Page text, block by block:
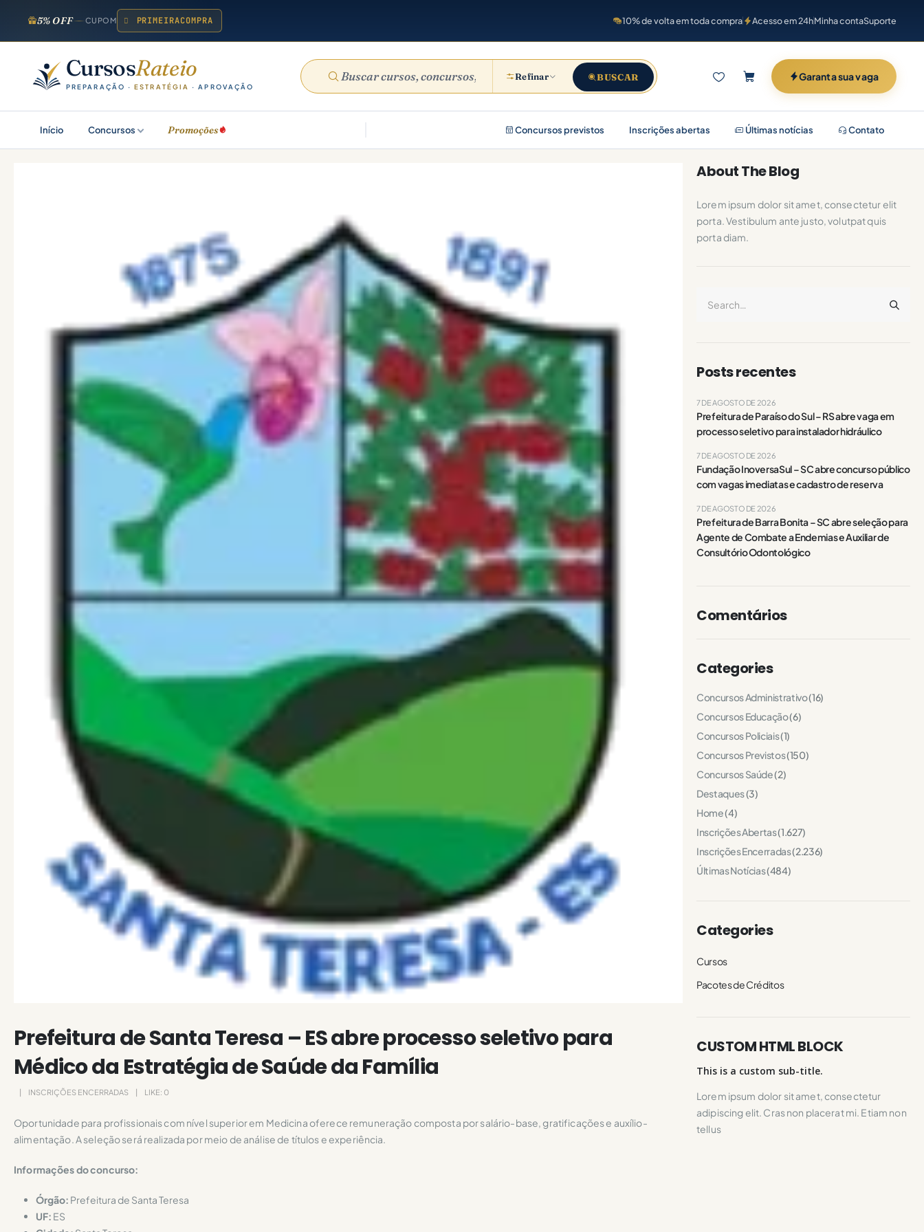
5% OFF CUPOM PRIMEIRACOMPRA 10% de volta em toda compra Acesso em 24hMinha contaSuporte
CursosRateio
PREPARAÇÃO ·ESTRATÉGIA · APROVAÇÃO
Refinar BUSCAR Garanta sua vaga
Início Concursos Promoções Concursos previstos Inscrições abertas Últimas notícias Contato
Prefeitura de Santa Teresa – ES abre processo seletivo para
Médico da Estratégia de Saúde da Família
INSCRIÇÕES ENCERRADAS LIKE: 0
Oportunidade para profissionais com nível superior em Medicina oferece remuneração composta por salário-base, gratificações e auxílio-
alimentação. A seleção será realizada por meio de análise de títulos e experiência.
Informações do concurso:
Órgão: Prefeitura de Santa Teresa
UF: ES
About The Blog
Lorem ipsum dolor sit amet, consectetur elit
porta. Vestibulum ante justo, volutpat quis
porta diam.
Posts recentes
Prefeitura de Paraíso do Sul – RS abre vaga em
processo seletivo para instalador hidráulico
7 DE AGOSTO DE 2026
Fundação InoversaSul – SC abre concurso público
com vagas imediatas e cadastro de reserva
7 DE AGOSTO DE 2026
Prefeitura de Barra Bonita – SC abre seleção para
Agente de Combate a Endemias e Auxiliar de
Consultório Odontológico
7 DE AGOSTO DE 2026
Comentários
Categories
Concursos Administrativo(16)
Concursos Educação(6)
Concursos Policiais(1)
Concursos Previstos(150)
Concursos Saúde(2)
Destaques(3)
Home(4)
Inscrições Abertas(1.627)
Inscrições Encerradas(2.236)
Últimas Notícias(484)
Categories
Cursos
Pacotes de Créditos
CUSTOM HTML BLOCK
This is a custom sub-title.
Lorem ipsum dolor sit amet, consectetur
adipiscing elit. Cras non placerat mi. Etiam non
tellus